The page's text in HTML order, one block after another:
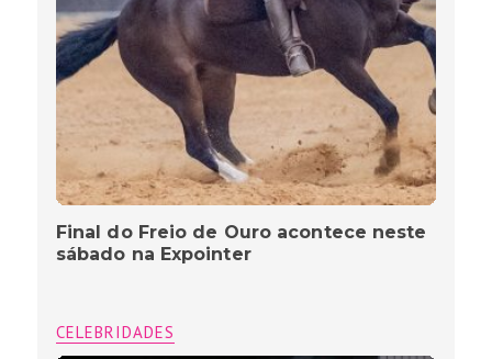
Final do Freio de Ouro acontece neste
sábado na Expointer
CELEBRIDADES